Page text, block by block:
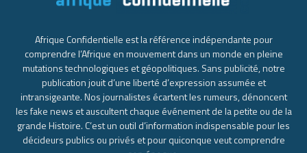
Afrique Confidentielle est la référence indépendante pour
comprendre l’Afrique en mouvement dans un monde en pleine
mutations technologiques et géopolitiques. Sans publicité, notre
publication jouit d’une liberté d’expression assumée et
intransigeante. Nos journalistes écartent les rumeurs, dénoncent
les fake news et auscultent chaque événement de la petite ou de la
grande Histoire. C’est un outil d’information indispensable pour les
décideurs publics ou privés et pour quiconque veut comprendre